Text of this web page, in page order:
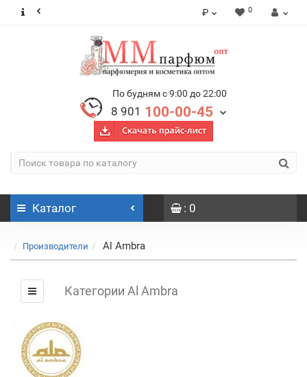
₽ 0
По будням с 9:00 до 22:00
8 901 100-00-45
Каталог : 0
Производители Al Ambra
Категории Al Ambra